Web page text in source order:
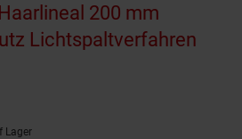
200 mm
Lichtspaltverfahren
Lager